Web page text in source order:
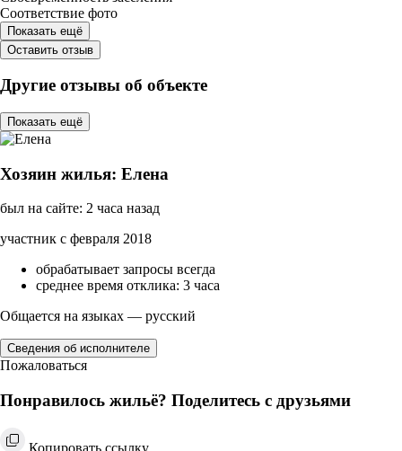
Соответствие фото
Показать ещё
Оставить отзыв
Другие отзывы об объекте
Показать ещё
Хозяин жилья: Елена
был на сайте: 2 часа назад
участник с февраля 2018
обрабатывает запросы всегда
среднее время отклика: 3 часа
Общается на языках — русский
Сведения об исполнителе
Пожаловаться
Понравилось жильё? Поделитесь с друзьями
Копировать ссылку